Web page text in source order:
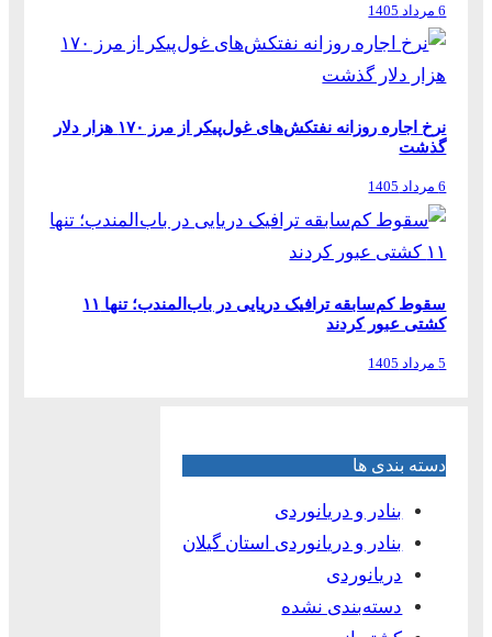
6 مرداد 1405
نرخ اجاره روزانه نفتکش‌های غول‌پیکر از مرز ۱۷۰ هزار دلار
گذشت
6 مرداد 1405
سقوط کم‌سابقه ترافیک دریایی در باب‌المندب؛ تنها ۱۱
کشتی عبور کردند
5 مرداد 1405
دسته بندی ها
بنادر و دریانوردی
بنادر و دریانوردی استان گیلان
دریانوردی
دسته‌بندی نشده